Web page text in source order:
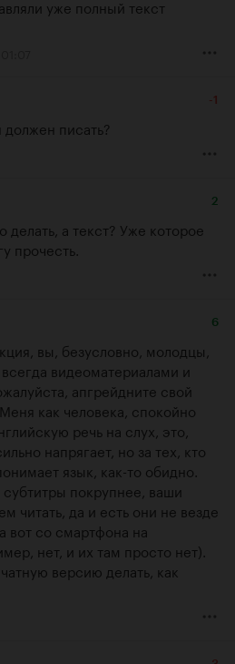
уже полный текст
-1
писать?
2
делать, а текст? Уже которое
прочесть.
6
вы, безусловно, молодцы,
видеоматериалами и
апгрейдните свой
как человека, спокойно
речь на слух, это,
напрягает, но за тех, кто
язык, как-то обидно.
покрупнее, ваши
читать, да и есть они не везде
вот со смартфона на
нет, и их там просто нет).
версию делать, как